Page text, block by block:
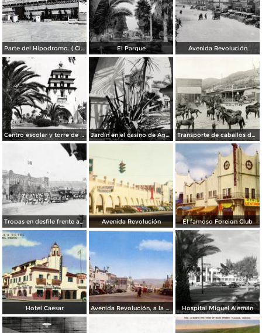
Parte del Hipodromo. ( Circulada el 12 de Julio de 1922 ). El Parque Avenida Revolución
Centro escolar y torre de Agua Caliente Jardín en el casino de Agua Caliente Transporte de caballos del hipódromo hacia Estados Unidos
Tropas en desfile frente al Palacio Federal Avenida Revolución El famoso Foreign Club
Hotel Caesar Avenida Revolución, a la entrada Hospital Miguel Alemán